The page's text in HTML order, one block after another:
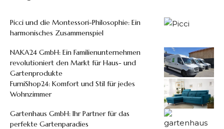
Picci und die Montessori-Philosophie: Ein
harmonisches Zusammenspiel
NAKA24 GmbH: Ein Familienunternehmen
revolutioniert den Markt für Haus- und
Gartenprodukte
FurniShop24: Komfort und Stil für jedes
Wohnzimmer
Gartenhaus GmbH: Ihr Partner für das
perfekte Gartenparadies